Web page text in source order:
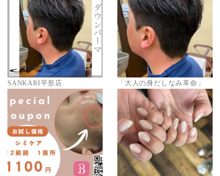
SANKARI平形店 「大人の身だしなみ革命」